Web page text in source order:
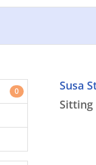
0
Susa
Sitting